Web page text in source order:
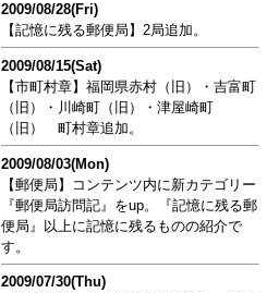
2009/08/28(Fri)
【記憶に残る郵便局】2局追加。
2009/08/15(Sat)
【市町村章】福岡県赤村（旧）・吉富町
（旧）・川崎町（旧）・津屋崎町
（旧） 町村章追加。
2009/08/03(Mon)
【郵便局】コンテンツ内に新カテゴリー
『郵便局訪問記』をup。『記憶に残る郵
便局』以上に記憶に残るものの紹介で
す。
2009/07/30(Thu)